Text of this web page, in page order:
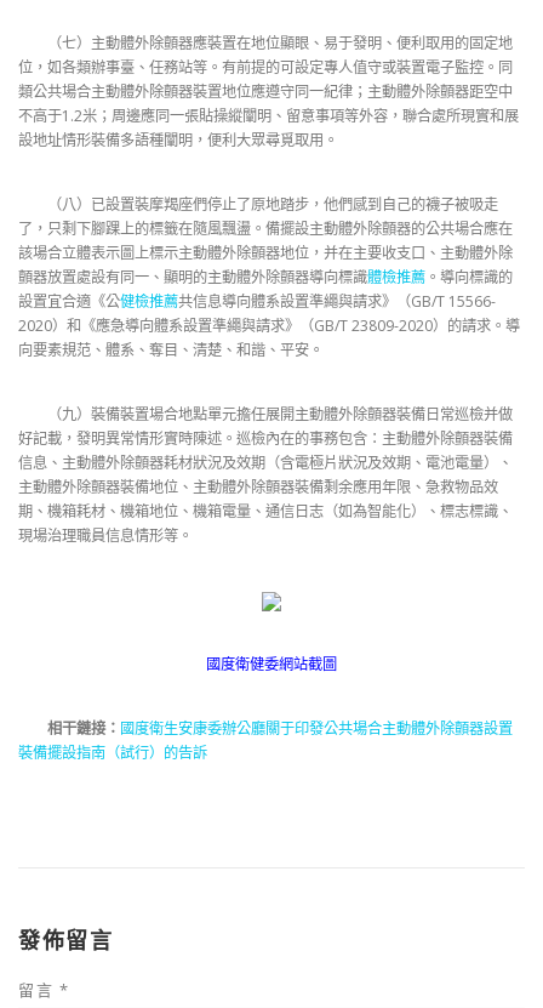
（七）主動體外除顫器應裝置在地位顯眼、易于發明、便利取用的固定地
位，如各類辦事臺、任務站等。有前提的可設定專人值守或裝置電子監控。同
類公共場合主動體外除顫器裝置地位應遵守同一紀律；主動體外除顫器距空中
不高于1.2米；周邊應同一張貼操縱闡明、留意事項等外容，聯合處所現實和展
設地址情形裝備多語種闡明，便利大眾尋覓取用。
（八）已設置裝摩羯座們停止了原地踏步，他們感到自己的襪子被吸走
了，只剩下腳踝上的標籤在隨風飄盪。備擺設主動體外除顫器的公共場合應在
該場合立體表示圖上標示主動體外除顫器地位，并在主要收支口、主動體外除
顫器放置處設有同一、顯明的主動體外除顫器導向標識體檢推薦 。導向標識的
設置宜合適《公健檢推薦共信息導向體系設置準繩與請求》（GB/T 15566-
2020）和《應急導向體系設置準繩與請求》（GB/T 23809-2020）的請求。導
向要素規范、體系、奪目、清楚、和諧、平安。
（九）裝備裝置場合地點單元擔任展開主動體外除顫器裝備日常巡檢并做
好記載，發明異常情形實時陳述。巡檢內在的事務包含：主動體外除顫器裝備
信息、主動體外除顫器耗材狀況及效期（含電極片狀況及效期、電池電量）、
主動體外除顫器裝備地位、主動體外除顫器裝備剩余應用年限、急救物品效
期、機箱耗材、機箱地位、機箱電量、通信日志（如為智能化）、標志標識、
現場治理職員信息情形等。
國度衛健委網站截圖
相干鏈接： 國度衛生安康委辦公廳關于印發公共場合主動體外除顫器設置
裝備擺設指南（試行）的告訴
發佈留言
留言 *